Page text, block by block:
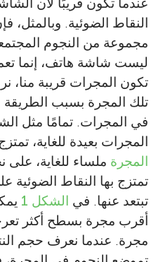
عندما تكون قريبًا لأن
النقاط الضوئية.
مجموعة من النجوم
ليست شاشة هاتف، إنما
تكون المجرات قريبة منا،
تلك المجرة بسبب الطريقة
في المجرات. تمامًا مثل
المجرات بعيدة للغاية،
المجرة ملساء للغاية، على
تمتزج بها النقاط الضوئية
تبتعد عنها. في الشكل 1
أقرب مجرة بسطح أكثر
مجرة. عندما نعرف حجم